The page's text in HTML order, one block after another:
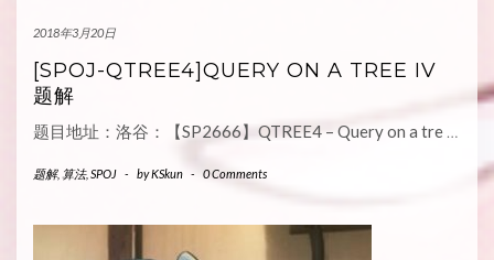
2018年3月20日
[SPOJ-QTREE4]QUERY ON A TREE IV
题解
题目地址：洛谷：【SP2666】QTREE4 – Query on a tre
题解, 算法, SPOJ - byKSkun - 0 Comments